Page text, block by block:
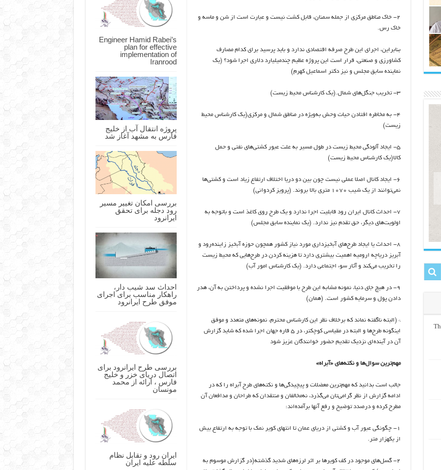
Engineer Hamid Rabei’s
plan for effective
implementation of
Iranrood
پروژه انتقال آب از خلیج
فارس به مشهد آغاز شد
بررسی امکان تغییر مسیر
رود دجله برای تحقق
ایرانرود
احداث سد شیب دار،
راهکار مناسب برای اجرای
موفق طرح ایرانرود
بررسی طرح ایرانرود برای
اتصال دریای خزر و خلیج
فارس ، ارائه از محمد
مونسان
ایران رود و تقابل نظام
سلطه علیه ایران
٢- خاک مناطق مرکزی از جمله سمنان، قابل کشت نیست و عبارت است از شن و ماسه و
خاک رس.
بنابراین، اجرای این طرح صرفه اقتصادی ندارد و باید پرسید برای کدام مصارف
کشاورزی و صنعتی، قرار است این پروژه عظیم چندمیلیارد دلاری اجرا شود؟ (یک
نماینده سابق مجلس و نیز دکتر اسماعیل کهرم)
٣- تخریب جنگل‌های شمال.(یک کارشناس محیط ‌زیست)
٤- به مخاطره افتادن حیات ‌وحش به‌ویژه در مناطق شمال و مرکزی(یک کارشناس محیط
‌زیست)
٥- ایجاد آلودگی محیط‌ زیست در طول مسیر به علت عبور کشتی‌های نفتی و حمل
کالا(یک کارشناس محیط ‌زیست)
٦- ایجاد کانال اصلا عملی نیست چون بین دو دریا اختلاف ارتفاع زیاد است و کشتی‌ها
نمی‌توانند از یک شیب ١٠٧٠ متری بالا بروند. (پرویز کردوانی)
٧- احداث کانال ایران رود قابلیت اجرا ندارد و یک طرح روی کاغذ است و باتوجه به
اولویت‌های دیگر، حق تقدم نیز ندارد. (یک نماینده سابق مجلس)
٨- احداث یا ایجاد طرح‌های آبخیزداری مورد نیاز کشور همچون حوزه آبخیز زاینده‌رود و
آبریز دریاچه ارومیه اهمیت بیشتری دارد تا هزینه کردن در طرح‌هایی که محیط ‌زیست
را تخریب می‌کند و آثار سوء اجتماعی دارد. (یک کارشناس امور آب)
٩- در هیچ جای دنیا، نمونه مشابه این طرح با موفقیت اجرا نشده و پرداختن به آن، هدر
دادن پول و سرمایه کشور است. (همان)
* (البته ناگفته نماند که برخلاف نظر این کارشناس محترم، نمونه‌های متعدد و موفق
اینگونه طرح‌ها و البته در مقیاسی کوچکتر، در ٥ قاره جهان اجرا شده که شاید گزارش
آن در آینده‌ای نزدیک تقدیم حضور خوانندگان عزیز شود
مهم‌ترین سوال‌ها و نکته‌های «آبراه»
جالب است بدانید که مهم‌ترین معضلات و پیچیدگی‌ها و نکته‌های طرح آبراه را که در
ادامه گزارش از نظر گرامی‌تان می‌گذرد، نه‌مخالفان و منتقدان که طراحان و مدافعان آن
مطرح کرده و درصدد توضیح و رفع آنها برآمده‌اند:
١- چگونگی عبور آب و کشتی از دریای عمان تا انتهای کویر نمک با توجه به ارتفاع بیش
از یکهزار متر.
٢- گسل‌های موجود در کف کویرها بر اثر لرزه‌های شدید گذشته(در گزارش موسوم به